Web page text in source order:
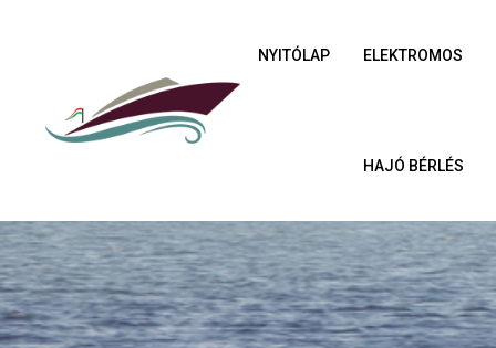
NYITÓLAP ELEKTROMOS
HAJÓ BÉRLÉS